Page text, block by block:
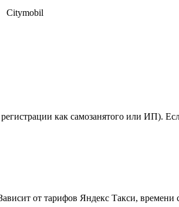
Citymobil
как самозанятого или ИП).
от тарифов Яндекс Такси,